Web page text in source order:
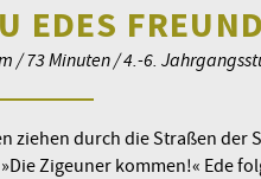
EDES
/ 73 Minuten / 4.-6.
ziehen durch die Straßen der
Zigeuner kommen!« Ede